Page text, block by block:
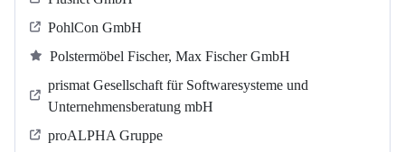
PohlCon GmbH
Polstermöbel Fischer, Max Fischer GmbH
prismat Gesellschaft für Softwaresysteme und
Unternehmensberatung mbH
proALPHA Gruppe